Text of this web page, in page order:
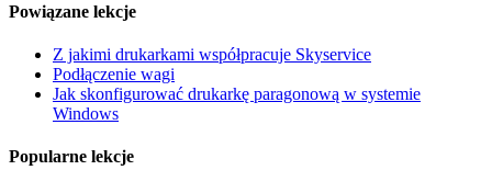
Powiązane lekcje
Z jakimi drukarkami współpracuje Skyservice
Podłączenie wagi
Jak skonfigurować drukarkę paragonową w systemie
Windows
Popularne lekcje